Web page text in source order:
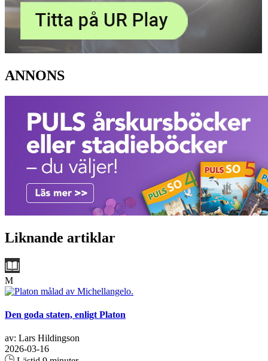
ANNONS
Liknande artiklar
M
Den goda staten, enligt Platon
av: Lars Hildingson
2026-03-16